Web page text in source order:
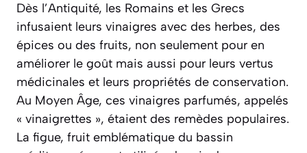
Dès l’Antiquité, les Romains et les Grecs
infusaient leurs vinaigres avec des herbes, des
épices ou des fruits, non seulement pour en
améliorer le goût mais aussi pour leurs vertus
médicinales et leurs propriétés de conservation.
Au Moyen Âge, ces vinaigres parfumés, appelés
« vinaigrettes », étaient des remèdes populaires.
La figue, fruit emblématique du bassin